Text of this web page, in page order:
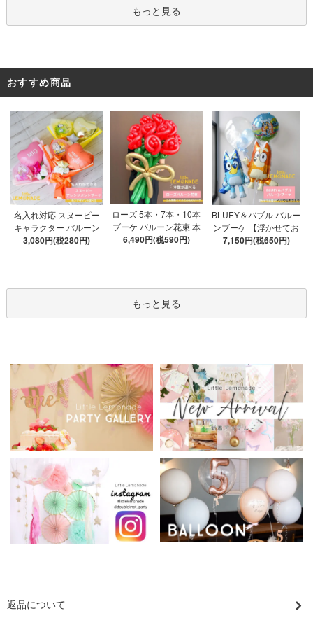
もっと見る
おすすめ商品
名入れ対応 スヌーピー
キャラクター バルーン
ブーケ 選べる7種 【膨ら
3,080円(税280円)
ローズ 5本・7本・10本
ブーケ バルーン花束 本
数が選べる 【膨らませ
6,490円(税590円)
BLUEY＆バブル バルー
ンブーケ 【浮かせてお
届け】 ヘリウムガス入
7,150円(税650円)
もっと見る
返品について